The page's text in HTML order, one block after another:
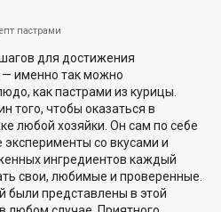
пастрами
для достижения
— именно так можно
как пастрами из курицы.
того, чтобы оказаться в
любой хозяйки. Он сам по себе
со вкусами и
ингредиентов каждый
свои, любимые и проверенные.
были представлены в этой